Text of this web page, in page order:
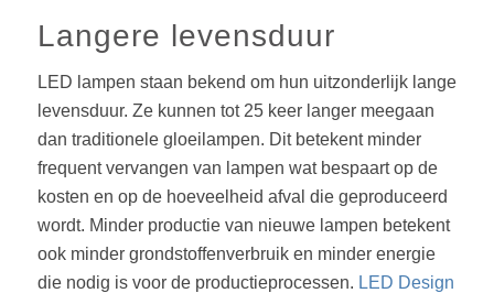
Langere levensduur
LED lampen staan bekend om hun uitzonderlijk lange
levensduur. Ze kunnen tot 25 keer langer meegaan
dan traditionele gloeilampen. Dit betekent minder
frequent vervangen van lampen wat bespaart op de
kosten en op de hoeveelheid afval die geproduceerd
wordt. Minder productie van nieuwe lampen betekent
ook minder grondstoffenverbruik en minder energie
die nodig is voor de productieprocessen. LED Design